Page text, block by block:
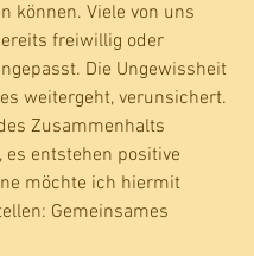
können. Viele von uns
freiwillig oder
Die Ungewissheit
weitergeht, verunsichert.
Zusammenhalts
es entstehen positive
möchte ich hiermit
Gemeinsames